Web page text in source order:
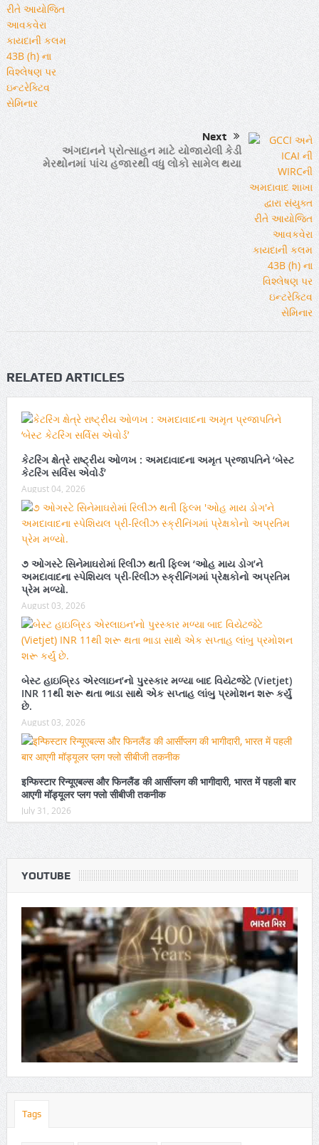
Next
અંગદાનને પ્રોત્સાહન માટે યોજાયેલી કેડી
મેરથોનમાં પાંચ હજારથી વધુ લોકો સામેલ થયા
RELATED ARTICLES
કેટરિંગ ક્ષેત્રે રાષ્ટ્રીય ઓળખ : અમદાવાદના અમૃત પ્રજાપતિને ‘બેસ્ટ
કેટરિંગ સર્વિસ એવોર્ડ’
August 04, 2026
૭ ઓગસ્ટે સિનેમાઘરોમાં રિલીઝ થતી ફિલ્મ ‘ઓહ માય ડોગ’ને
અમદાવાદના સ્પેશિયલ પ્રી-રિલીઝ સ્ક્રીનિંગમાં પ્રેક્ષકોનો અપ્રતિમ
પ્રેમ મળ્યો.
August 03, 2026
બેસ્ટ હાઇબ્રિડ એરલાઇન’નો પુરસ્કાર મળ્યા બાદ વિયેટજેટે (Vietjet)
INR 11થી શરૂ થતા ભાડા સાથે એક સપ્તાહ લાંબુ પ્રમોશન શરૂ કર્યું
છે.
August 03, 2026
इन्फिस्टार रिन्यूएबल्स और फिनलैंड की आर्सीप्लग की भागीदारी, भारत में पहली बार
आएगी मॉड्यूलर प्लग फ्लो सीबीजी तकनीक
July 31, 2026
YOUTUBE
Tags